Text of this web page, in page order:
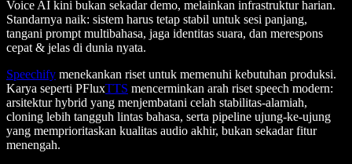
Voice AI kini bukan sekadar demo, melainkan infrastruktur harian.
Standarnya naik: sistem harus tetap stabil untuk sesi panjang,
tangani prompt multibahasa, jaga identitas suara, dan merespons
cepat & jelas di dunia nyata.
Speechify menekankan riset untuk memenuhi kebutuhan produksi.
Karya seperti PFluxTTS mencerminkan arah riset speech modern:
arsitektur hybrid yang menjembatani celah stabilitas-alamiah,
cloning lebih tangguh lintas bahasa, serta pipeline ujung-ke-ujung
yang memprioritaskan kualitas audio akhir, bukan sekadar fitur
menengah.